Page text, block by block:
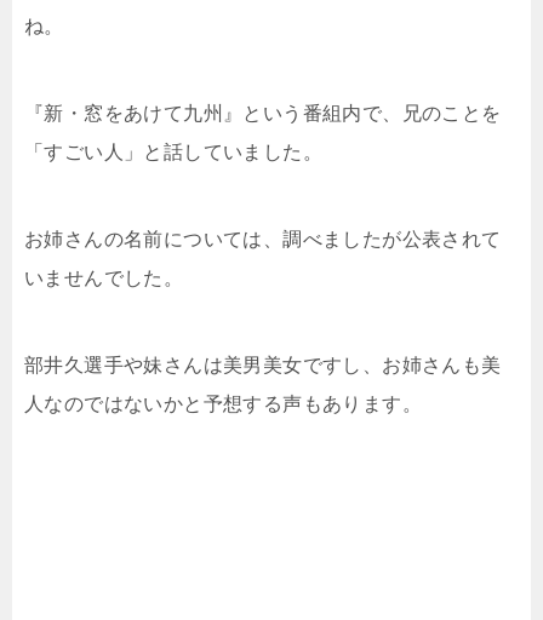
ね。
『新・窓をあけて九州』という番組内で、兄のことを
「すごい人」と話していました。
お姉さんの名前については、調べましたが公表されて
いませんでした。
部井久選手や妹さんは美男美女ですし、お姉さんも美
人なのではないかと予想する声もあります。